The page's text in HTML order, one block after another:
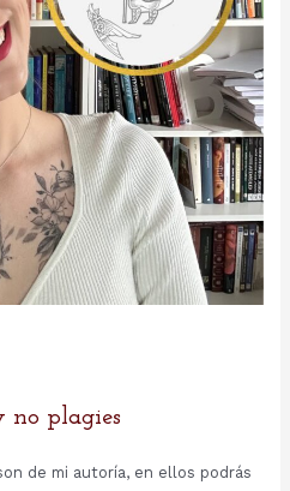
no plagies
de mi autoría, en ellos podrás